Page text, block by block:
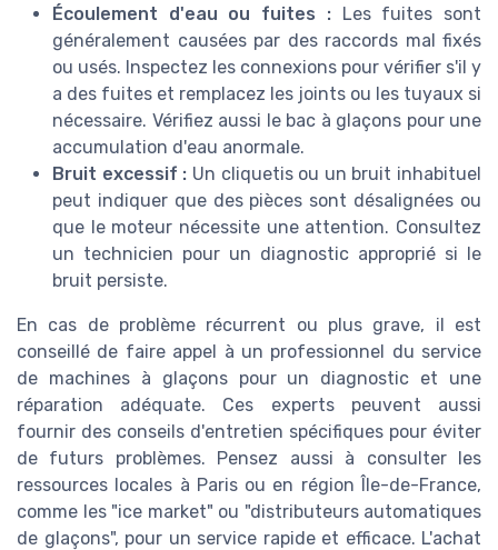
Écoulement d'eau ou fuites :Les fuites sont
généralement causées par des raccords mal fixés
ou usés. Inspectez les connexions pour vérifier s'il y
a des fuites et remplacez les joints ou les tuyaux si
nécessaire. Vérifiez aussi le bac à glaçons pour une
accumulation d'eau anormale.
Bruit excessif : Un cliquetis ou un bruit inhabituel
peut indiquer que des pièces sont désalignées ou
que le moteur nécessite une attention. Consultez
un technicien pour un diagnostic approprié si le
bruit persiste.
En cas de problème récurrent ou plus grave, il est
conseillé de faire appel à un professionnel du service
de machines à glaçons pour un diagnostic et une
réparation adéquate. Ces experts peuvent aussi
fournir des conseils d'entretien spécifiques pour éviter
de futurs problèmes. Pensez aussi à consulter les
ressources locales à Paris ou en région Île-de-France,
comme les "ice market" ou "distributeurs automatiques
de glaçons", pour un service rapide et efficace. L'achat